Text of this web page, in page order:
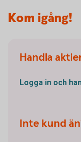
Kom igång!
Handla
Logga in och
Inte kund